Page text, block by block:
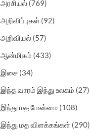
அரசியல் (769)
அறிவிப்புகள் (92)
அறிவியல் (57)
ஆன்மிகம் (433)
இசை (34)
இந்த வாரம் இந்து உலகம் (27)
இந்து மத மேன்மை (108)
இந்து மத விளக்கங்கள் (290)